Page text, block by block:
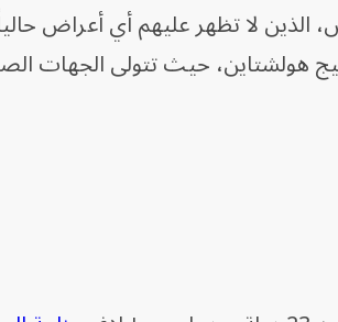
الذين لا تظهر عليهم أي أعراض
هولشتاين، حيث تتولى الجهات